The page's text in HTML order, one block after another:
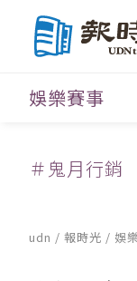
娛樂賽事
＃鬼月行銷
udn / 報時光 / 娛